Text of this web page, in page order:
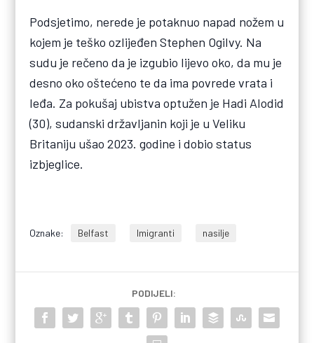
Podsjetimo, nerede je potaknuo napad nožem u
kojem je teško ozlijeđen Stephen Ogilvy. Na
sudu je rečeno da je izgubio lijevo oko, da mu je
desno oko oštećeno te da ima povrede vrata i
leđa. Za pokušaj ubistva optužen je Hadi Alodid
(30), sudanski državljanin koji je u Veliku
Britaniju ušao 2023. godine i dobio status
izbjeglice.
Oznake: Belfast Imigranti nasilje
PODIJELI: